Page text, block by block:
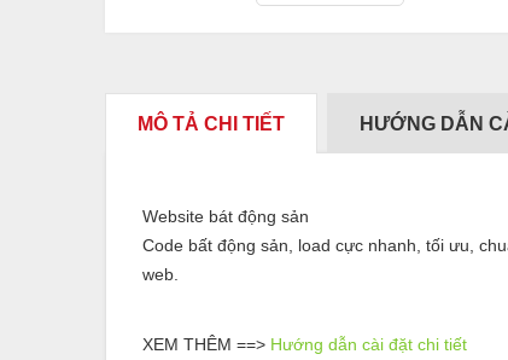
MÔ TẢ CHI TIẾT HƯỚNG DẪN
Website bát động sản
Code bất động sản, load cực nhanh, tối ưu,
web.
XEM THÊM ==> Hướng dẫn cài đặt chi tiết